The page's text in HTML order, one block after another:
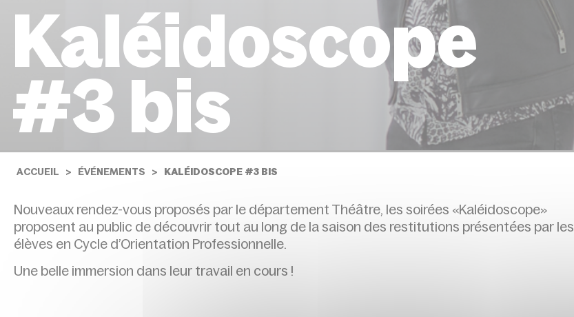
Kaléidoscope
#3 bis
ACCUEIL ÉVÉNEMENTS KALÉIDOSCOPE #3 BIS
Nouveaux rendez-vous proposés par le département Théâtre, les soirées «Kaléidoscope»
proposent au public de découvrir tout au long de la saison des restitutions présentées par les
élèves en Cycle d’Orientation Professionnelle.
Une belle immersion dans leur travail en cours !